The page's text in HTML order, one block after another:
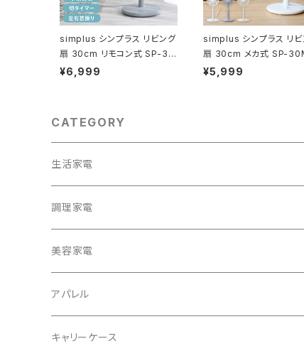
simplus シンプラス リビング
扇 30cm リモコン式 SP-30
RD-01 7枚羽 扇風機 シンプ
¥6,999
simplus シンプラス リビ
扇 30cm メカ式 SP-
-01 7枚羽 扇風機 シンプ
¥5,999
CATEGORY
生活家電
テレビ
冷蔵庫・冷凍庫
洗濯機
掃除機
調理家電
美容家電
アパレル
バッグ
キャリーケース